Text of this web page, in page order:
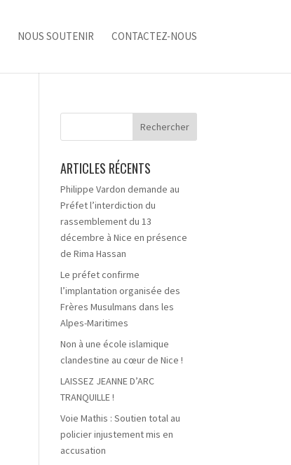
NOUS SOUTENIR CONTACTEZ-NOUS
ARTICLES RÉCENTS
Philippe Vardon demande au
Préfet l’interdiction du
rassemblement du 13
décembre à Nice en présence
de Rima Hassan
Le préfet confirme
l’implantation organisée des
Frères Musulmans dans les
Alpes-Maritimes
Non à une école islamique
clandestine au cœur de Nice !
LAISSEZ JEANNE D’ARC
TRANQUILLE !
Voie Mathis : Soutien total au
policier injustement mis en
accusation